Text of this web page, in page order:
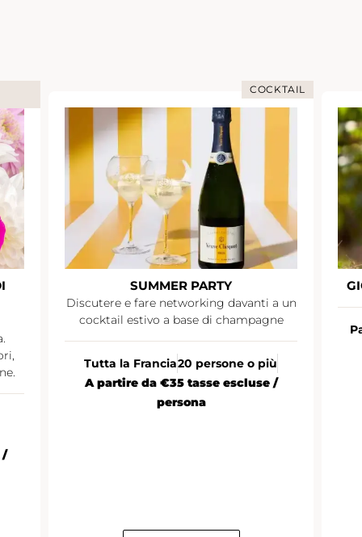
/
COCKTAIL
SUMMER PARTY
Discutere e fare networking davanti a un
cocktail estivo a base di champagne
Tutta la Francia20 persone o più
A partire da €35 tasse escluse /
persona